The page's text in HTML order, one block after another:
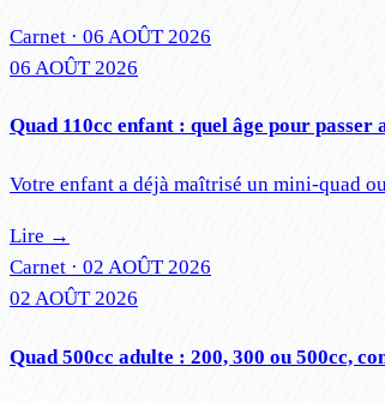
Carnet · 06 AOÛT 2026
06 AOÛT 2026
Quad 110cc enfant : quel âge pour
Votre enfant a déjà maîtrisé un mini-quad
Lire →
Carnet · 02 AOÛT 2026
02 AOÛT 2026
Quad 500cc adulte : 200, 300 ou 500cc,